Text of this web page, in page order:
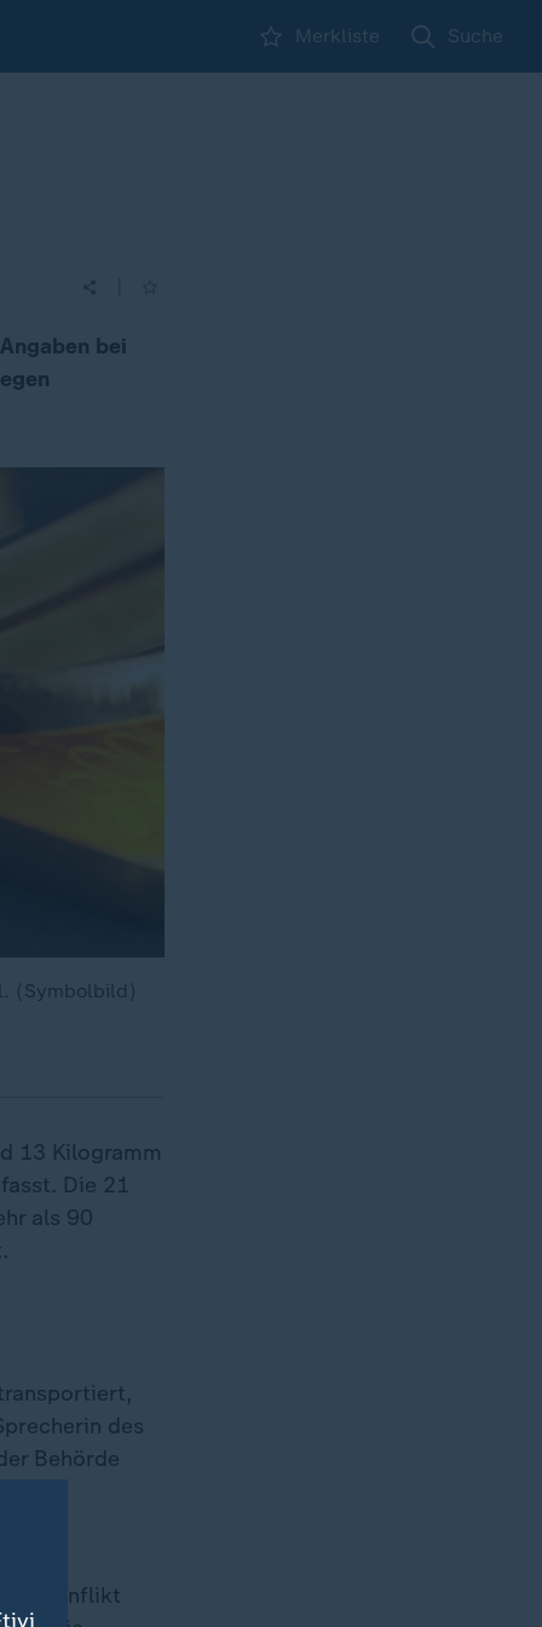
Merkliste Suche
bei
(Symbolbild)
13 Kilogramm
Die 21
als 90
des
Behörde
in Konflikt